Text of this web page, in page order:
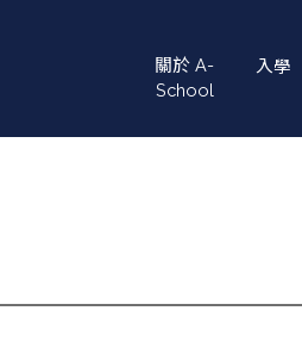
navigation
關於 A-
School
入學